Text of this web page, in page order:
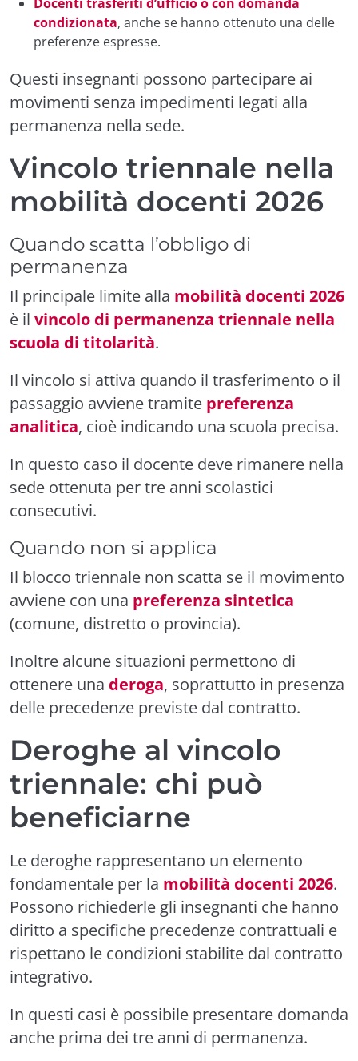
condizionata, anche se hanno ottenuto una delle
preferenze espresse.
Questi insegnanti possono partecipare ai
movimenti senza impedimenti legati alla
permanenza nella sede.
Vincolo triennale nella
mobilità docenti 2026
Quando scatta l’obbligo di
permanenza
Il principale limite alla mobilità docenti 2026
è il vincolo di permanenza triennale nella
scuola di titolarità.
Il vincolo si attiva quando il trasferimento o il
passaggio avviene tramite preferenza
analitica, cioè indicando una scuola precisa.
In questo caso il docente deve rimanere nella
sede ottenuta per tre anni scolastici
consecutivi.
Quando non si applica
Il blocco triennale non scatta se il movimento
avviene con una preferenza sintetica
(comune, distretto o provincia).
Inoltre alcune situazioni permettono di
ottenere una deroga, soprattutto in presenza
delle precedenze previste dal contratto.
Deroghe al vincolo
triennale: chi può
beneficiarne
Le deroghe rappresentano un elemento
fondamentale per la mobilità docenti 2026.
Possono richiederle gli insegnanti che hanno
diritto a specifiche precedenze contrattuali e
rispettano le condizioni stabilite dal contratto
integrativo.
In questi casi è possibile presentare domanda
anche prima dei tre anni di permanenza.